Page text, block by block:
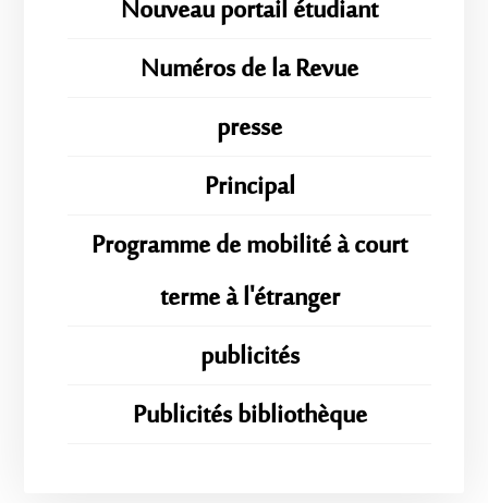
Nouveau portail étudiant
Numéros de la Revue
presse
Principal
Programme de mobilité à court
terme à l'étranger
publicités
Publicités bibliothèque